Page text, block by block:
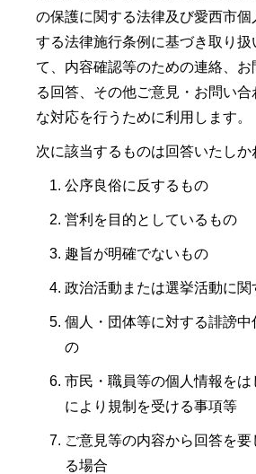
の保護に関する法律及び愛西市個
する法律施行条例に基づき取り扱
て、内容確認等のための連絡、お
る回答、その他ご意見・お問い
な対応を行うために利用します。
次に該当するものは回答いたしか
公序良俗に反するもの
営利を目的としているもの
趣旨が明確でないもの
政治活動または選挙活動に関
個人・団体等に対する誹謗中
の
市民・職員等の個人情報を
により規制を受ける事項等
ご意見等の内容から回答を
る場合